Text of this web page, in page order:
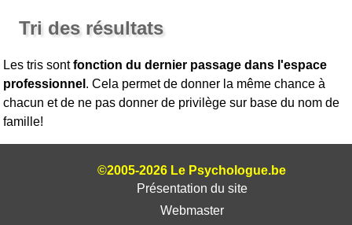
Tri des résultats
Les tris sontfonction du dernier passage dans l'espace
professionnel . Cela permet de donner la même chance à
chacun et de ne pas donner de privilège sur base du nom de
famille!
©2005-2026 Le Psychologue.be
Présentation du site
Webmaster